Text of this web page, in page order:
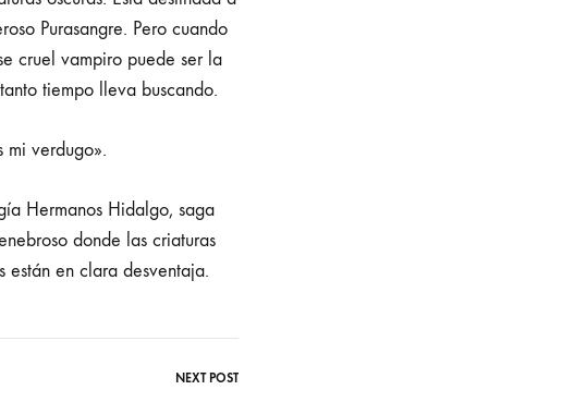
Purasangre. Pero cuando
cruel vampiro puede ser la
tiempo lleva buscando.
mi verdugo».
Hermanos Hidalgo, saga
donde las criaturas
están en clara desventaja.
NEXT POST